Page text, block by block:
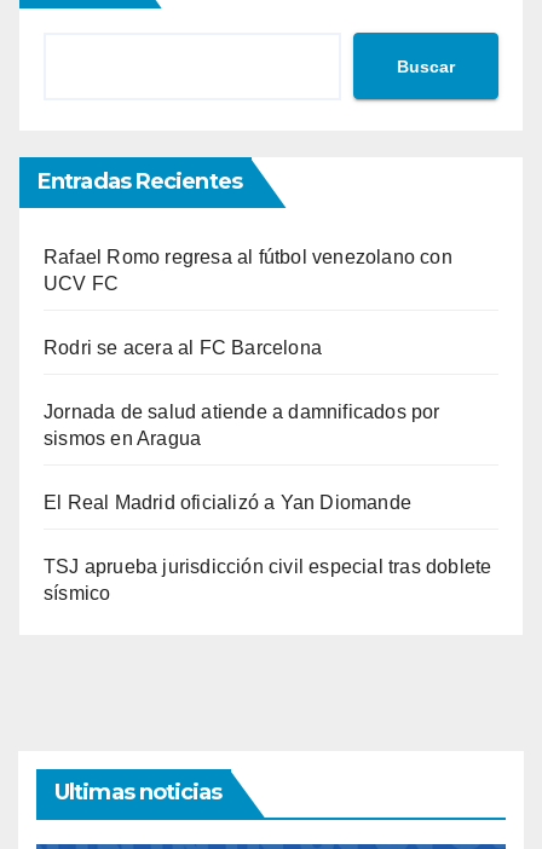
Buscar
Entradas Recientes
Rafael Romo regresa al fútbol venezolano con
UCV FC
Rodri se acera al FC Barcelona
Jornada de salud atiende a damnificados por
sismos en Aragua
El Real Madrid oficializó a Yan Diomande
TSJ aprueba jurisdicción civil especial tras doblete
sísmico
Ultimas noticias